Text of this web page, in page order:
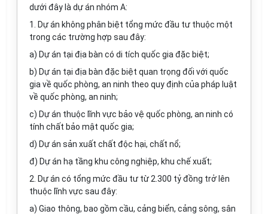
dưới đây là dự án nhóm A:
1. Dự án không phân biệt tổng mức đầu tư thuộc một
trong các trường hợp sau đây:
a) Dự án tại địa bàn có di tích quốc gia đặc biệt;
b) Dự án tại địa bàn đặc biệt quan trọng đối với quốc
gia về quốc phòng, an ninh theo quy định của pháp luật
về quốc phòng, an ninh;
c) Dự án thuộc lĩnh vực bảo vệ quốc phòng, an ninh có
tính chất bảo mật quốc gia;
d) Dự án sản xuất chất độc hại, chất nổ;
đ) Dự án hạ tầng khu công nghiệp, khu chế xuất;
2. Dự án có tổng mức đầu tư từ 2.300 tỷ đồng trở lên
thuộc lĩnh vực sau đây:
a) Giao thông, bao gồm cầu, cảng biển, cảng sông, sân